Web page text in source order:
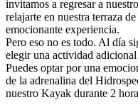
invitamos a regresar a
relajarte en nuestra terraza
emocionante experiencia.
Pero eso no es todo. Al día
elegir una actividad
Puedes optar por una
de la adrenalina del
nuestro Kayak durante 2